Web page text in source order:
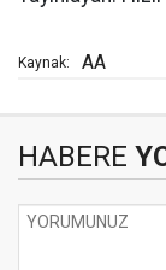
Kaynak: AA
HABERE